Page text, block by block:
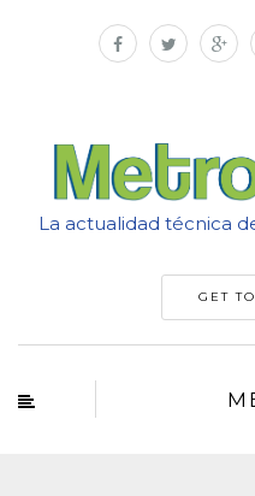
La actualidad técnica
GET